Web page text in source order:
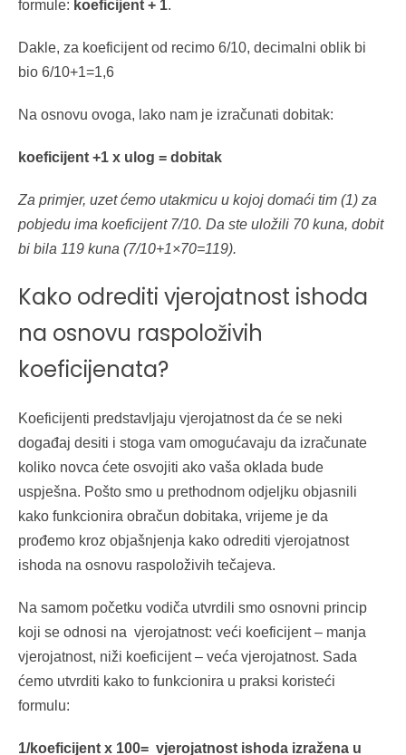
formule: koeficijent + 1.
Dakle, za koeficijent od recimo 6/10, decimalni oblik bi
bio 6/10+1=1,6
Na osnovu ovoga, lako nam je izračunati dobitak:
koeficijent +1 x ulog = dobitak
Za primjer, uzet ćemo utakmicu u kojoj domaći tim (1) za
pobjedu ima koeficijent 7/10. Da ste uložili 70 kuna, dobit
bi bila 119 kuna (7/10+1×70=119).
Kako odrediti vjerojatnost ishoda
na osnovu raspoloživih
koeficijenata?
Koeficijenti predstavljaju vjerojatnost da će se neki
događaj desiti i stoga vam omogućavaju da izračunate
koliko novca ćete osvojiti ako vaša oklada bude
uspješna. Pošto smo u prethodnom odjeljku objasnili
kako funkcionira obračun dobitaka, vrijeme je da
prođemo kroz objašnjenja kako odrediti vjerojatnost
ishoda na osnovu raspoloživih tečajeva.
Na samom početku vodiča utvrdili smo osnovni princip
koji se odnosi na vjerojatnost: veći koeficijent – manja
vjerojatnost, niži koeficijent – veća vjerojatnost. Sada
ćemo utvrditi kako to funkcionira u praksi koristeći
formulu:
1/koeficijent x 100= vjerojatnost ishoda izražena u